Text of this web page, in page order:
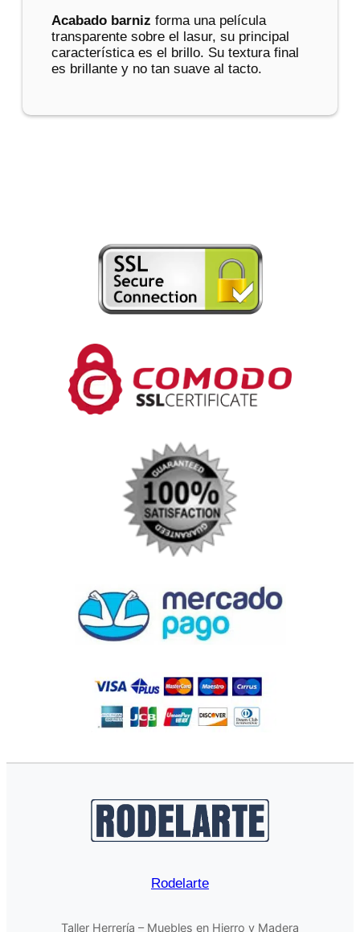
Acabado barniz forma una película
transparente sobre el lasur, su principal
característica es el brillo. Su textura final
es brillante y no tan suave al tacto.
Rodelarte
Taller Herrería – Muebles en Hierro y Madera